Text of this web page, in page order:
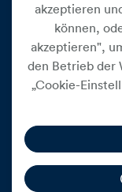
akzeptieren
können,
akzeptieren",
den Betrieb der
„Cookie-